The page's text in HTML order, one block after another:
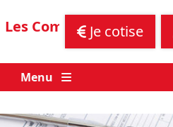
Les Communiqués
Je cotise
Menu